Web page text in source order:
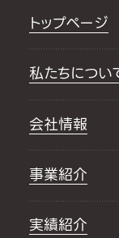
トップページ
私たちについ
会社情報
事業紹介
実績紹介